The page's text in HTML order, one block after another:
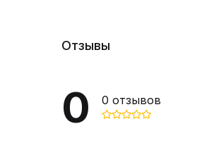
Отзывы
0 0 отзывов